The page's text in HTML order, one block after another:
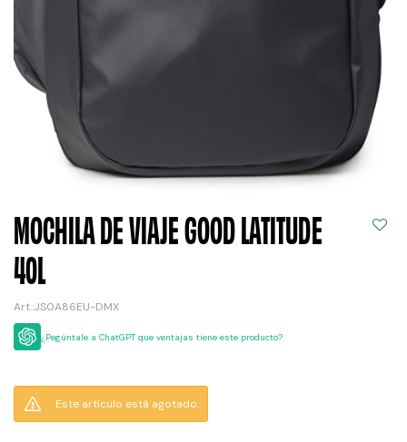
MOCHILA DE VIAJE GOOD LATITUDE
40L
JS0A86EU-DMX
¿Pegúntale a ChatGPT que ventajas tiene este producto?
Este artículo está agotado.